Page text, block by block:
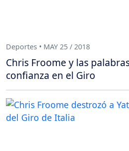
Deportes • MAY 25 / 2018
Chris Froome y las
confianza en el Giro